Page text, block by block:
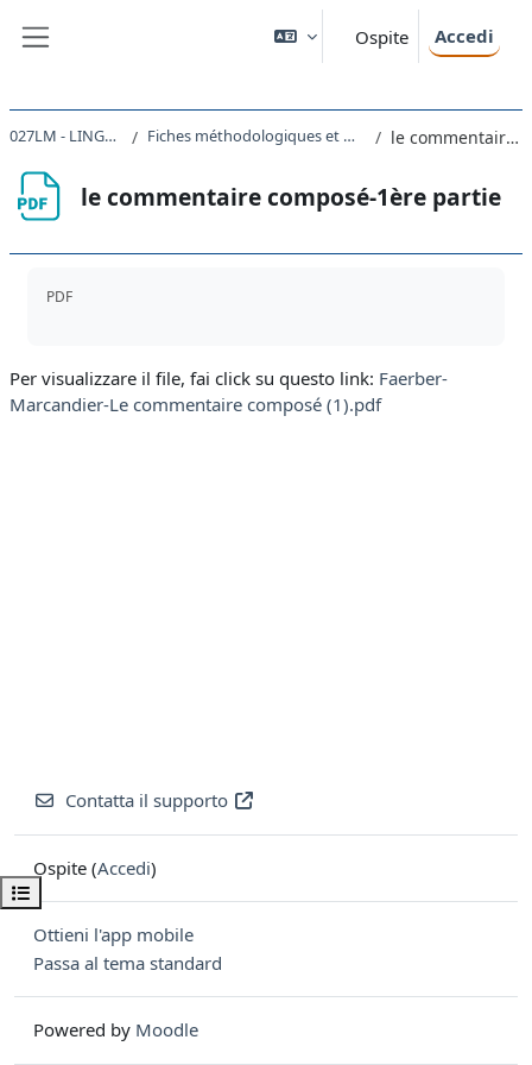
Ospite Accedi
Apri indice del corso
027LM - LINGUA FRANCESE I 2023 Fiches méthodologiques et matériels divers (pour approfondir les sujets abordés pendant le cours) le commentaire composé-1ère partie
le commentaire composé-1ère partie
PDF
Per visualizzare il file, fai click su questo link: Faerber-
Marcandier-Le commentaire composé (1).pdf
Contatta il supporto
Ospite (Accedi)
Ottieni l'app mobile
Passa al tema standard
Powered by Moodle